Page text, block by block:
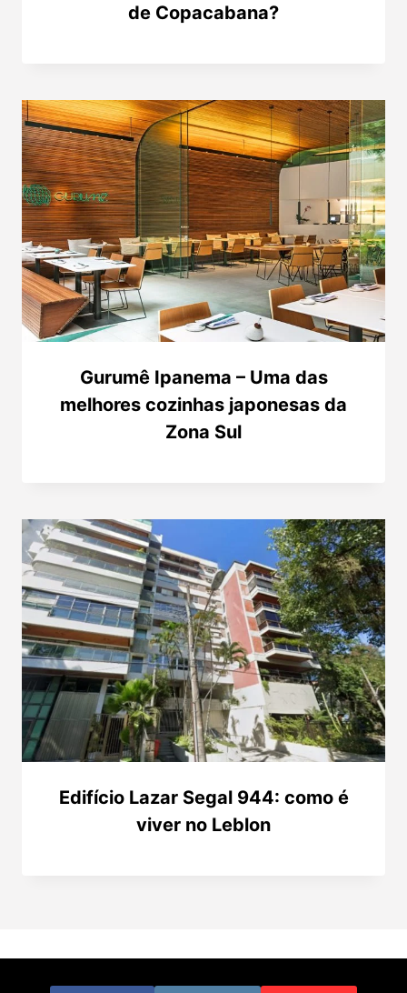
de Copacabana?
Gurumê Ipanema – Uma das
melhores cozinhas japonesas da
Zona Sul
Edifício Lazar Segal 944: como é
viver no Leblon